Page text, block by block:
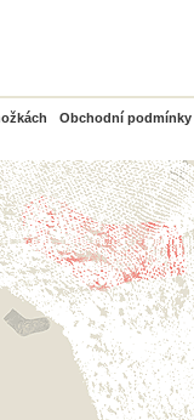
Obchodní podmínky
PayPal